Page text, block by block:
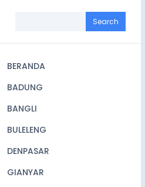
navigation
BERANDA
BADUNG
BANGLI
BULELENG
DENPASAR
GIANYAR